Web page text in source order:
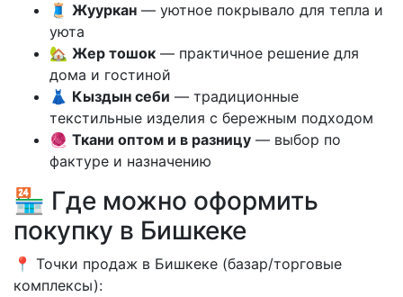
🧵 Жууркан — уютное покрывало для тепла и
уюта
🏡 Жер тошок — практичное решение для
дома и гостиной
👗 Кыздын себи — традиционные
текстильные изделия с бережным подходом
🧶 Ткани оптом и в разницу — выбор по
фактуре и назначению
🏪 Где можно оформить
покупку в Бишкеке
📍 Точки продаж в Бишкеке (базар/торговые
комплексы):